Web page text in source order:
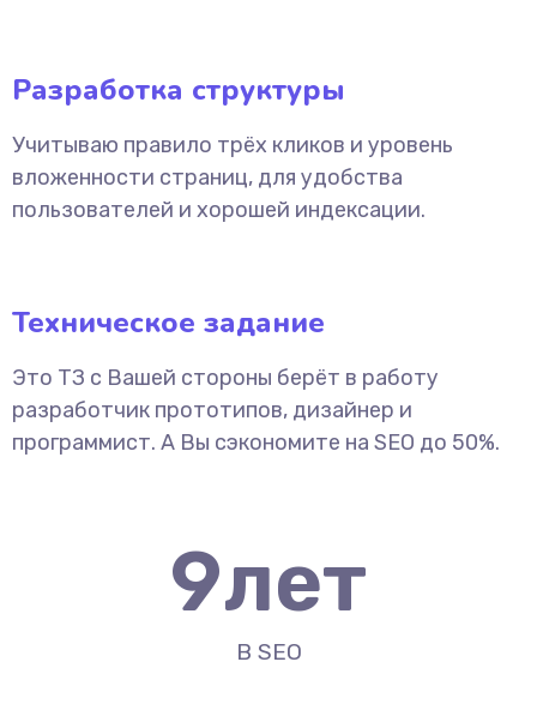
Разработка структуры
Учитываю правило трёх кликов и уровень
вложенности страниц, для удобства
пользователей и хорошей индексации.
Техническое задание
Это ТЗ с Вашей стороны берёт в работу
разработчик прототипов, дизайнер и
программист. А Вы сэкономите на SEO до 50%.
9лет
В SEO